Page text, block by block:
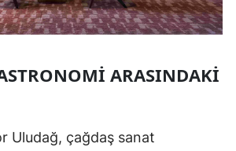
ARASINDAKI
Uludağ, çağdaş sanat